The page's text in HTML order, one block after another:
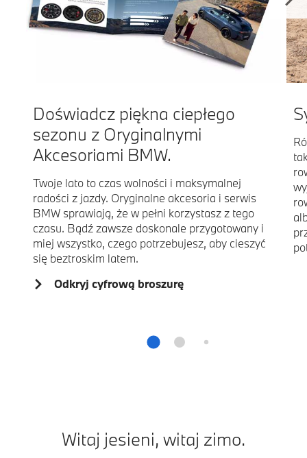
Doświadcz piękna ciepłego
sezonu z Oryginalnymi
Akcesoriami BMW.
Twoje lato to czas wolności i maksymalnej
radości z jazdy. Oryginalne akcesoria i serwis
BMW sprawiają, że w pełni korzystasz z tego
czasu. Bądź zawsze doskonale przygotowany i
miej wszystko, czego potrzebujesz, aby cieszyć
się beztroskim latem.
Odkryj cyfrową broszurę
Witaj jesieni, witaj zimo.